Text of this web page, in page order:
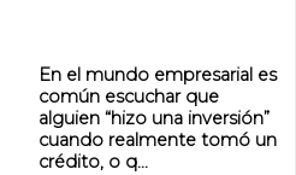
En el mundo empresarial es
común escuchar que
alguien “hizo una inversión”
cuando realmente tomó un
crédito, o q...